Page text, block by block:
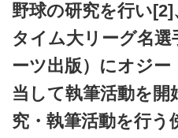
野球の研究を行い
タイム大リーグ名選
ーツ出版）にオジ
当して執筆活動を開
究・執筆活動を行う